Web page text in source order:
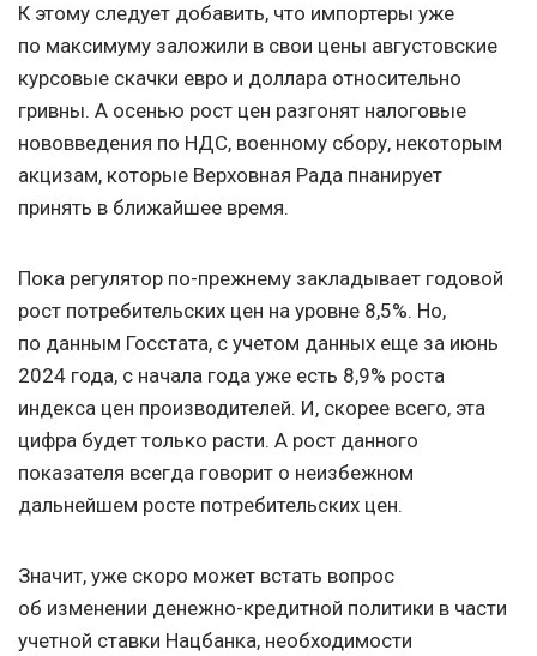
К этому следует добавить, что импортеры уже
по максимуму заложили в свои цены августовские
курсовые скачки евро и доллара относительно
гривны. А осенью рост цен разгонят налоговые
нововведения по НДС, военному сбору, некоторым
акцизам, которые Верховная Рада пнанирует
принять в ближайшее время.
Пока регулятор по-прежнему закладывает годовой
рост потребительских цен на уровне 8,5%. Но,
по данным Госстата, с учетом данных еще за июнь
2024 года, с начала года уже есть 8,9% роста
индекса цен производителей. И, скорее всего, эта
цифра будет только расти. А рост данного
показателя всегда говорит о неизбежном
дальнейшем росте потребительских цен.
Значит, уже скоро может встать вопрос
об изменении денежно-кредитной политики в части
учетной ставки Нацбанка, необходимости